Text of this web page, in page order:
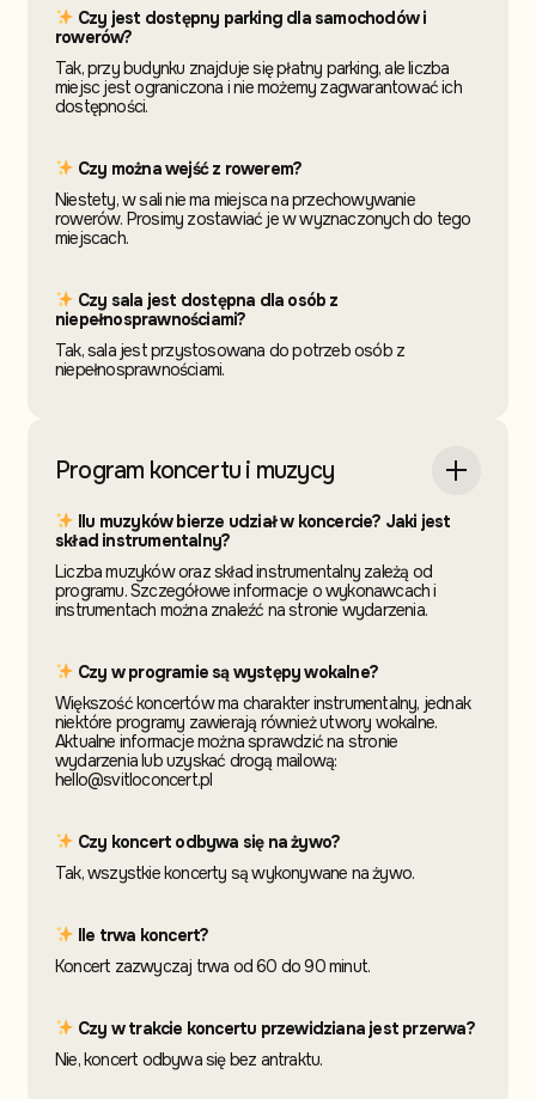
Czy jest dostępny parking dla samochodów i
rowerów?
Tak, przy budynku znajduje się płatny parking, ale liczba
miejsc jest ograniczona i nie możemy zagwarantować ich
dostępności.
Czy można wejść z rowerem?
Niestety, w sali nie ma miejsca na przechowywanie
rowerów. Prosimy zostawiać je w wyznaczonych do tego
miejscach.
Czy sala jest dostępna dla osób z
niepełnosprawnościami?
Tak, sala jest przystosowana do potrzeb osób z
niepełnosprawnościami.
Program koncertu i muzycy
Ilu muzyków bierze udział w koncercie? Jaki jest
skład instrumentalny?
Liczba muzyków oraz skład instrumentalny zależą od
programu. Szczegółowe informacje o wykonawcach i
instrumentach można znaleźć na stronie wydarzenia.
Czy w programie są występy wokalne?
Większość koncertów ma charakter instrumentalny, jednak
niektóre programy zawierają również utwory wokalne.
Aktualne informacje można sprawdzić na stronie
wydarzenia lub uzyskać drogą mailową:
hello@svitloconcert.pl
Czy koncert odbywa się na żywo?
Tak, wszystkie koncerty są wykonywane na żywo.
Ile trwa koncert?
Koncert zazwyczaj trwa od 60 do 90 minut.
Czy w trakcie koncertu przewidziana jest przerwa?
Nie, koncert odbywa się bez antraktu.